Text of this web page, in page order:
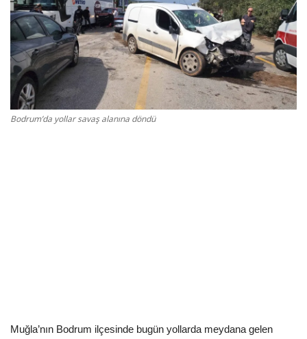
Reklam ve İşbirliği
Bodrum Trafik Yoğunluk Haritası
Turizm
Bodrum’da yollar savaş alanına döndü
Muğla’nın Bodrum ilçesinde bugün yollarda meydana gelen